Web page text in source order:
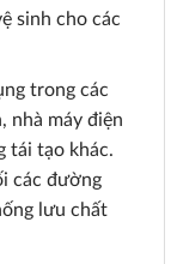
sinh cho các
trong các
nhà máy điện
tái tạo khác.
các đường
lưu chất